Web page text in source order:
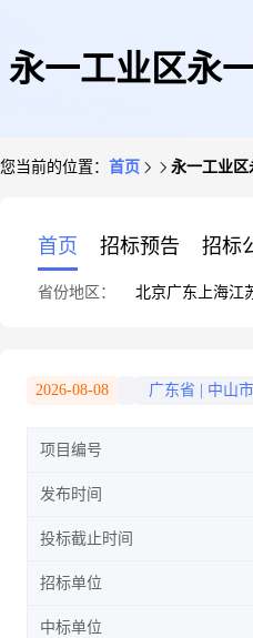
永一工业区永
您当前的位置： 首页 永一工业区
首页 招标预告 招标
省份地区： 北京广东 上海江
2026-08-08 广东省 中山市
项目编号
发布时间
投标截止时间
招标单位
中标单位